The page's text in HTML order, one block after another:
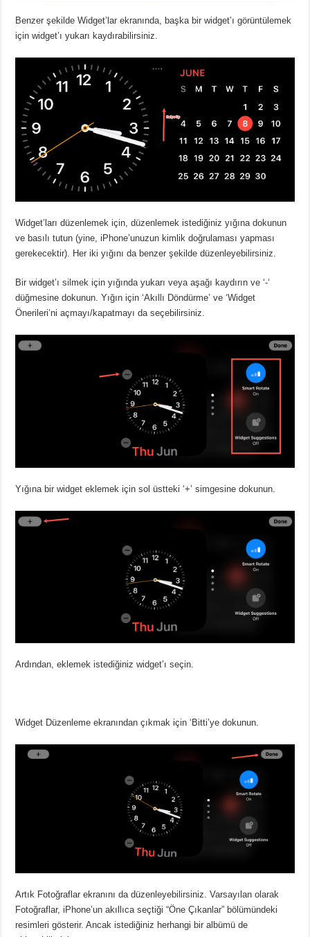
Benzer şekilde Widget’lar ekranında, başka bir widget’ı görüntülemek
için widget’ı yukarı kaydırabilirsiniz.
Widget’ları düzenlemek için, düzenlemek istediğiniz yığına dokunun
ve basılı tutun (yine, iPhone’unuzun kimlik doğrulaması yapması
gerekecektir). Her iki yığını da benzer şekilde düzenleyebilirsiniz.
Bir widget’ı silmek için yığında yukarı veya aşağı kaydırın ve ‘-‘
düğmesine dokunun. Yığın için ‘Akıllı Döndürme’ ve ‘Widget
Önerileri’ni açmayı/kapatmayı da seçebilirsiniz.
Yığına bir widget eklemek için sol üstteki ‘+’ simgesine dokunun.
Ardından, eklemek istediğiniz widget’ı seçin.
Widget Düzenleme ekranından çıkmak için ‘Bitti’ye dokunun.
Artık Fotoğraflar ekranını da düzenleyebilirsiniz. Varsayılan olarak
Fotoğraflar, iPhone’un akıllıca seçtiği “Öne Çıkanlar” bölümündeki
resimleri gösterir. Ancak istediğiniz herhangi bir albümü de